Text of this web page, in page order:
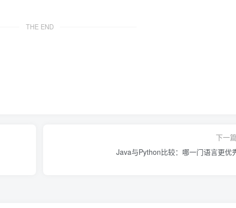
THE END
下一
Java与Python比较：哪一门语言更优